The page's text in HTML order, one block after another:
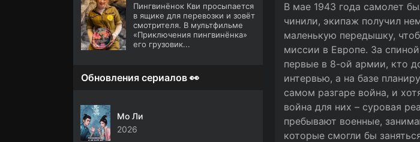
В мае 1943 года самолет
чинили, экипаж получил
маленькую передышку,
миссии в Европе. За
первые в 8-ой армии, кто
интервью, а на базе
самом разгаре война, и
война для них – суровая
пребывают военные,
которые смогли бы
Пингвинёнок Кви просыпается
в ящике для перевозки и зовёт
смотрителя. В мультфильме
«Приключения пингвинёнка»
его грузовик...
Обновления сериалов 👀
Мо Ли
2026